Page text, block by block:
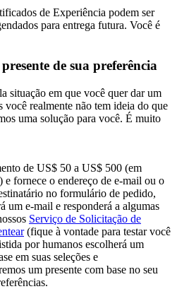
de Experiência podem ser
para entrega futura. Você é
de sua preferência
situação em que você quer dar um
você realmente não tem ideia do que
uma solução para você. É muito
de US$ 50 a US$ 500 (em
e fornece o endereço de e-mail ou o
no formulário de pedido,
um e-mail e responderá a algumas
Serviço de Solicitação de
(fique à vontade para testar você
por humanos escolherá um
em suas seleções e
um presente com base no seu